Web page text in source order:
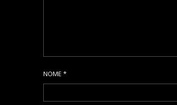
NOME *